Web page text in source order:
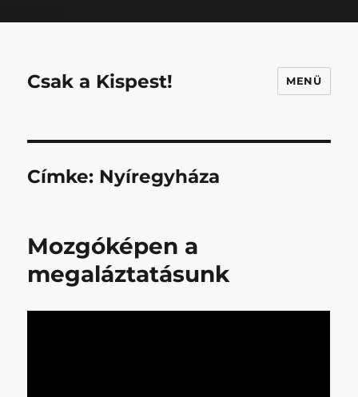
Csak a Kispest! MENÜ
Címke: Nyíregyháza
Mozgóképen a
megaláztatásunk